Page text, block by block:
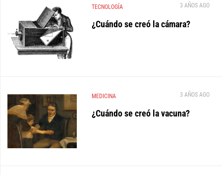
TECNOLOGÍA 3 AÑOS AGO
¿Cuándo se creó la cámara?
MEDICINA 3 AÑOS AGO
¿Cuándo se creó la vacuna?